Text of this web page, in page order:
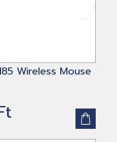
Wireless Mouse